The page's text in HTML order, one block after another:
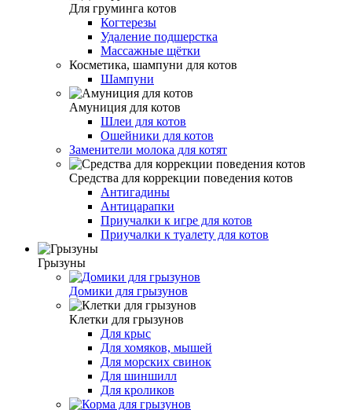
Для груминга котов
Когтерезы
Удаление подшерстка
Массажные щётки
Косметика, шампуни для котов
Шампуни
Амуниция для котов
Шлеи для котов
Ошейники для котов
Заменители молока для котят
Средства для коррекции поведения котов
Антигадины
Антицарапки
Приучалки к игре для котов
Приучалки к туалету для котов
Грызуны
Домики для грызунов
Клетки для грызунов
Для крыс
Для хомяков, мышей
Для морских свинок
Для шиншилл
Для кроликов